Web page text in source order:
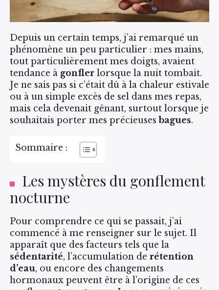
Depuis un certain temps, j’ai remarqué un
phénomène un peu particulier : mes mains,
tout particulièrement mes doigts, avaient
tendance à gonfler lorsque la nuit tombait.
Je ne sais pas si c’était dû à la chaleur estivale
ou à un simple excès de sel dans mes repas,
mais cela devenait gênant, surtout lorsque je
souhaitais porter mes précieuses bagues.
Sommaire :
Les mystères du gonflement
nocturne
Pour comprendre ce qui se passait, j’ai
commencé à me renseigner sur le sujet. Il
apparaît que des facteurs tels que la
sédentarité, l’accumulation de rétention
d’eau, ou encore des changements
hormonaux peuvent être à l’origine de ces